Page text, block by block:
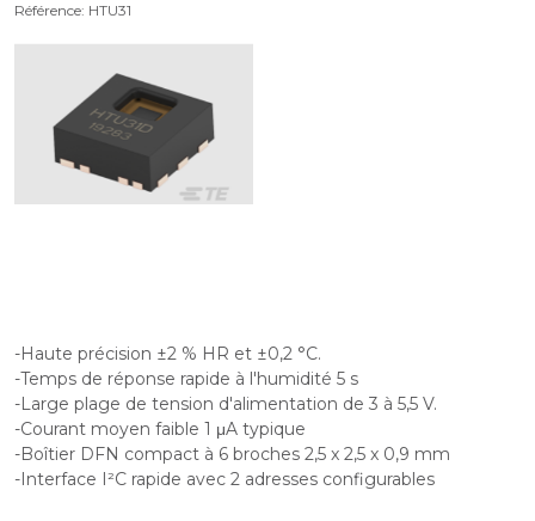
Référence: HTU31
-Haute précision ±2 % HR et ±0,2 °C.
-Temps de réponse rapide à l'humidité 5 s
-Large plage de tension d'alimentation de 3 à 5,5 V.
-Courant moyen faible 1 μA typique
-Boîtier DFN compact à 6 broches 2,5 x 2,5 x 0,9 mm
-Interface I²C rapide avec 2 adresses configurables